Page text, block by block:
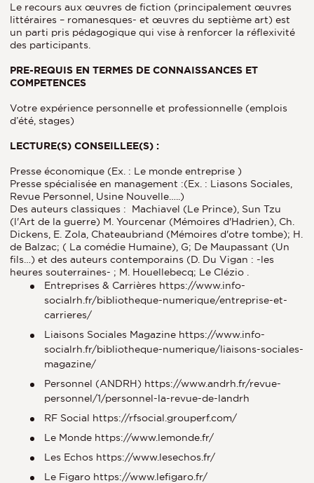
Le recours aux œuvres de fiction (principalement œuvres
littéraires – romanesques- et œuvres du septième art) est
un parti pris pédagogique qui vise à renforcer la réflexivité
des participants.
PRE-REQUIS EN TERMES DE CONNAISSANCES ET
COMPETENCES
Votre expérience personnelle et professionnelle (emplois
d’été, stages)
LECTURE(S) CONSEILLEE(S) :
Presse économique (Ex. : Le monde entreprise )
Presse spécialisée en management :(Ex. : Liasons Sociales,
Revue Personnel, Usine Nouvelle…..)
Des auteurs classiques : Machiavel (Le Prince), Sun Tzu
(l'Art de la guerre) M. Yourcenar (Mémoires d'Hadrien), Ch.
Dickens, E. Zola, Chateaubriand (Mémoires d'otre tombe); H.
de Balzac; ( La comédie Humaine), G; De Maupassant (Un
fils…) et des auteurs contemporains (D. Du Vigan : -les
heures souterraines- ; M. Houellebecq; Le Clézio .
Entreprises & Carrières https://www.info-
socialrh.fr/bibliotheque-numerique/entreprise-et-
carrieres/
Liaisons Sociales Magazine https://www.info-
socialrh.fr/bibliotheque-numerique/liaisons-sociales-
magazine/
Personnel (ANDRH) https://www.andrh.fr/revue-
personnel/1/personnel-la-revue-de-landrh
RF Social https://rfsocial.grouperf.com/
Le Monde https://www.lemonde.fr/
Les Echos https://www.lesechos.fr/
Le Figaro https://www.lefigaro.fr/